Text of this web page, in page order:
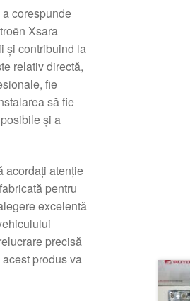
corespunde
Xsara
și contribuind la
relativ directă,
fie
să fie
și a
acordați atenție
pentru
excelentă
precisă
produs va